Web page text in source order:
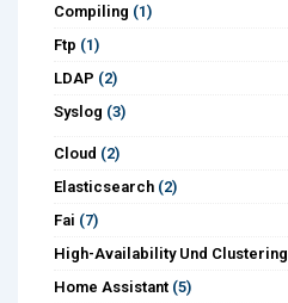
Compiling (1)
Ftp (1)
LDAP (2)
Syslog (3)
Cloud (2)
Elasticsearch (2)
Fai (7)
High-Availability Und Clustering
Home Assistant (5)